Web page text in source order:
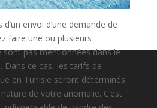
envoi d’une demande de
faire une ou plusieurs
pas mentionnées dans le
Dans ce cas, les tarifs de
en Tunisie seront déterminés
de votre anomalie. C’est